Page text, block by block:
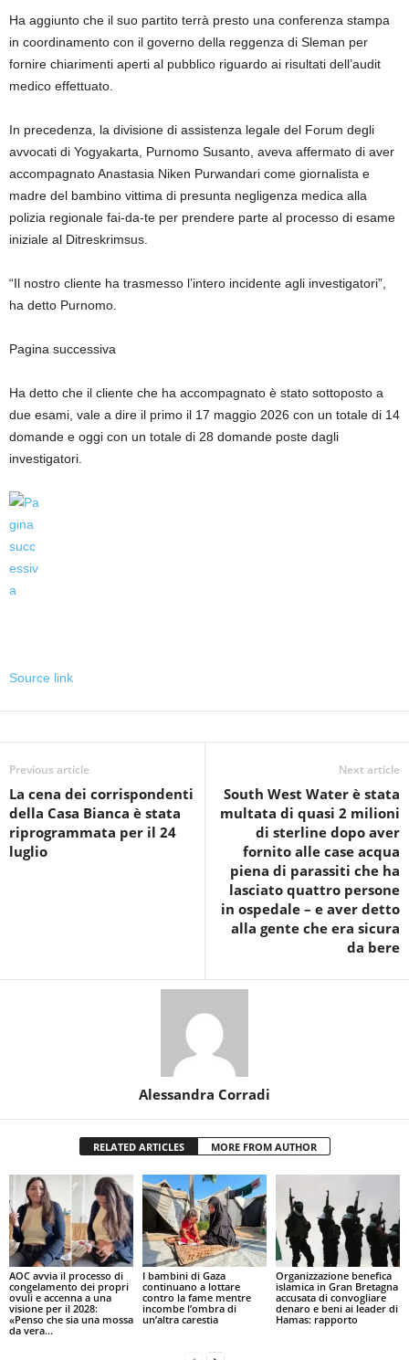
Ha aggiunto che il suo partito terrà presto una conferenza stampa
in coordinamento con il governo della reggenza di Sleman per
fornire chiarimenti aperti al pubblico riguardo ai risultati dell’audit
medico effettuato.
In precedenza, la divisione di assistenza legale del Forum degli
avvocati di Yogyakarta, Purnomo Susanto, aveva affermato di aver
accompagnato Anastasia Niken Purwandari come giornalista e
madre del bambino vittima di presunta negligenza medica alla
polizia regionale fai-da-te per prendere parte al processo di esame
iniziale al Ditreskrimsus.
“Il nostro cliente ha trasmesso l’intero incidente agli investigatori”,
ha detto Purnomo.
Pagina successiva
Ha detto che il cliente che ha accompagnato è stato sottoposto a
due esami, vale a dire il primo il 17 maggio 2026 con un totale di 14
domande e oggi con un totale di 28 domande poste dagli
investigatori.
Source link
Previous article
La cena dei corrispondenti
della Casa Bianca è stata
riprogrammata per il 24
luglio
Next article
South West Water è stata
multata di quasi 2 milioni
di sterline dopo aver
fornito alle case acqua
piena di parassiti che ha
lasciato quattro persone
in ospedale – e aver detto
alla gente che era sicura
da bere
Alessandra Corradi
RELATED ARTICLES MORE FROM AUTHOR
AOC avvia il processo di
congelamento dei propri
ovuli e accenna a una
visione per il 2028:
«Penso che sia una mossa
da vera...
I bambini di Gaza
continuano a lottare
contro la fame mentre
incombe l’ombra di
un’altra carestia
Organizzazione benefica
islamica in Gran Bretagna
accusata di convogliare
denaro e beni ai leader di
Hamas: rapporto